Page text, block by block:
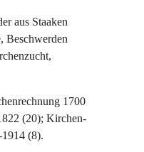
aus Staaken
Beschwerden
1700
(20); Kirchen-
(8).